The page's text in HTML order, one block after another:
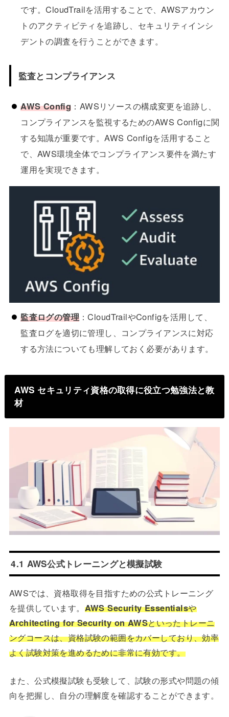
です。CloudTrailを活用することで、AWSアカウン
トのアクティビティを追跡し、セキュリティインシ
デントの調査を行うことができます。
監査とコンプライアンス
AWS Config ：AWSリソースの構成変更を追跡し、
コンプライアンスを監視するためのAWS Configに関
する知識が重要です。AWS Configを活用すること
で、AWS環境全体でコンプライアンス要件を満たす
運用を実現できます。
監査ログの管理 ：CloudTrailやConfigを活用して、
監査ログを適切に管理し、コンプライアンスに対応
する方法についても理解しておく必要があります。
AWS セキュリティ資格の取得に役立つ勉強法と教
材
4.1 AWS公式トレーニングと模擬試験
AWSでは、資格取得を目指すための公式トレーニング
を提供しています。 AWS Security Essentialsや
Architecting for Security on AWSといったトレーニ
ングコースは、資格試験の範囲をカバーしており、効率
よく試験対策を進めるために非常に有効です。
また、公式模擬試験も受験して、試験の形式や問題の傾
向を把握し、自分の理解度を確認することができます。